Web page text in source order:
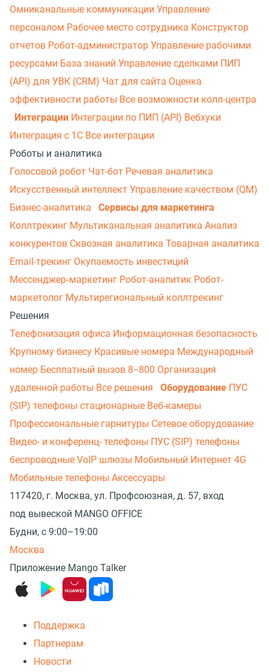
Омниканальные коммуникации Управление
персоналом Рабочее место сотрудника Конструктор
отчетов Робот-администратор Управление рабочими
ресурсами База знаний Управление сделками ПИП
(API) для УВК (CRM) Чат для сайта Оценка
эффективности работы Все возможности колл-центра
Интеграции Интеграции по ПИП (API) Вебхуки
Интеграция с 1С Все интеграции
Роботы и аналитика
Голосовой робот Чат-бот Речевая аналитика
Искусственный интеллект Управление качеством (QM)
Бизнес-аналитика
Сервисы для маркетинга
Коллтрекинг Мультиканальная аналитика Анализ
конкурентов Сквозная аналитика Товарная аналитика
Email-трекинг Окупаемость инвестиций
Мессенджер‑маркетинг Робот-аналитик Робот-
маркетолог Мультирегиональный коллтрекинг
Решения
Телефонизация офиса Информационная безопасность
Крупному бизнесу Красивые номера Международный
номер Бесплатный вызов 8−800 Организация
удаленной работы Все решения Оборудование ПУС
(SIP) телефоны стационарные Веб-камеры
Профессиональные гарнитуры Сетевое оборудование
Видео- и конференц- телефоны ПУС (SIP) телефоны
беспроводные VoIP шлюзы Мобильный Интернет 4G
Мобильные телефоны Аксессуары
117420, г. Москва, ул. Профсоюзная, д. 57, вход
под вывеской MANGO OFFICE
Будни, с 9:00–19:00
Москва
Приложение Mango Talker
Поддержка
Партнерам
Новости